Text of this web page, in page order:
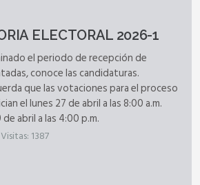
ELECTORAL 2026-1
el periodo de recepción de
conoce las candidaturas.
que las votaciones para el proceso
el lunes 27 de abril a las 8:00 a.m.
abril a las 4:00 p.m.
Visitas: 1387